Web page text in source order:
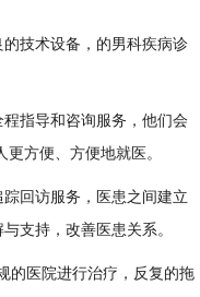
技术设备，的男科疾病诊
指导和咨询服务，他们会
方便、方便地就医。
回访服务，医患之间建立
支持，改善医患关系。
医院进行治疗，反复的拖